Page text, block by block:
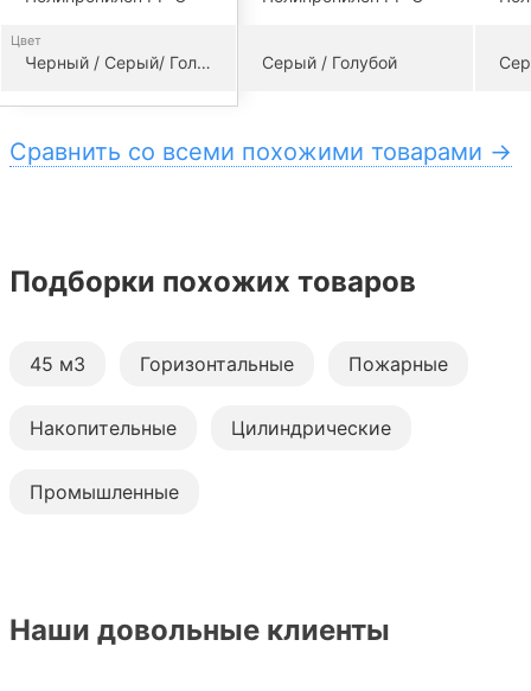
Цвет
Черный / Серый/ Голубой Серый / Голубой
Сравнить со всеми похожими товарами →
Подборки похожих товаров
45 м3 Горизонтальные Пожарные
Накопительные Цилиндрические
Промышленные
Наши довольные клиенты